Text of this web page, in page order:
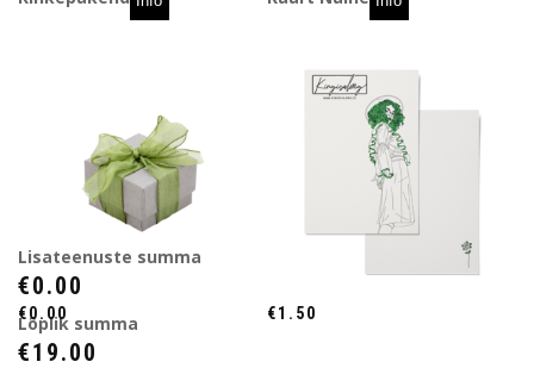
€0.00 €1.50
Lisateenuste summa
€0.00
Lõplik summa
€19.00